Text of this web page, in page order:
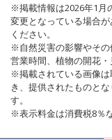
※掲載情報は2026年1月
変更となっている場合
ください。
※自然災害の影響やそ
営業時間、植物の開花・
※掲載されている画像
き、提供されたものと
す。
※表示料金は消費税8％